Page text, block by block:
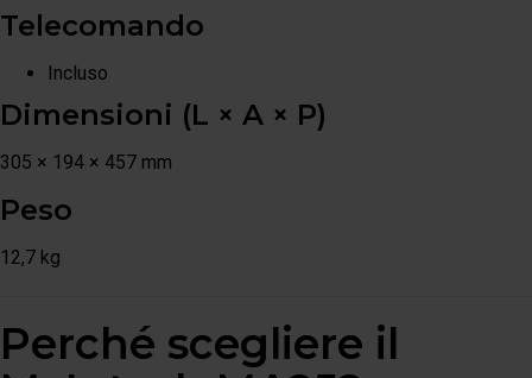
Telecomando
Incluso
Dimensioni (L × A × P)
305 × 194 × 457 mm
Peso
12,7 kg
Perché scegliere il